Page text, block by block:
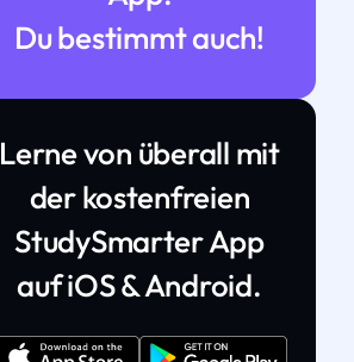
Du bestimmt auch!
Lerne von überall mit
der kostenfreien
StudySmarter App
auf iOS & Android.